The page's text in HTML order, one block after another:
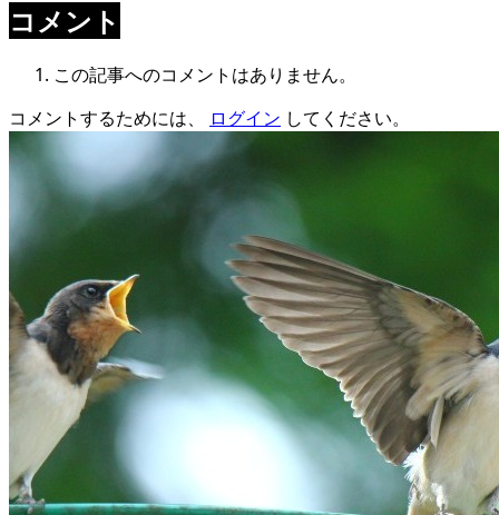
コメント
この記事へのコメントはありません。
コメントするためには、
ログイン してください。